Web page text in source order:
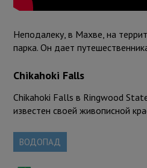
Неподалеку, в Махве, на
парка. Он дает
Chikahoki Falls
Chikahoki Falls в Ringwood
известен своей живописной
ВОДОПАД